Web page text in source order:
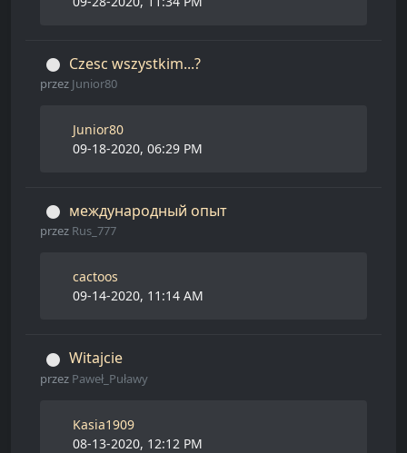
Czesc wszystkim...?
przez Junior80
Junior80
09-18-2020, 06:29 PM
международный опыт
przez Rus_777
cactoos
09-14-2020, 11:14 AM
Witajcie
przez Paweł_Puławy
Kasia1909
08-13-2020, 12:12 PM